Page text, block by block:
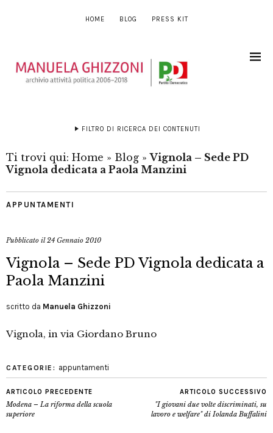
HOME BLOG PRESS KIT
FILTRO DI RICERCA DEI CONTENUTI
Ti trovi qui: Home » Blog »Vignola – Sede PD
Vignola dedicata a Paola Manzini
APPUNTAMENTI
Pubblicato il24 Gennaio 2010
Vignola – Sede PD Vignola dedicata a
Paola Manzini
scritto da Manuela Ghizzoni
Vignola, in via Giordano Bruno
CATEGORIE: appuntamenti
ARTICOLO PRECEDENTE
Modena – La riforma della scuola
superiore
ARTICOLO SUCCESSIVO
"I giovani due volte discriminati, su
lavoro e welfare" di Iolanda Buffalini